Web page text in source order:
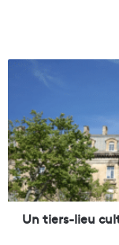
U
i
e
r
s
-
l
Un tiers-lieu